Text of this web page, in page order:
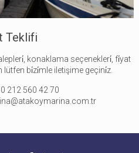
Teklifi
konaklama seçenekleri̇, fi̇yat
lütfen bi̇zi̇mle iletişime geçini̇z.
212 560 42 70